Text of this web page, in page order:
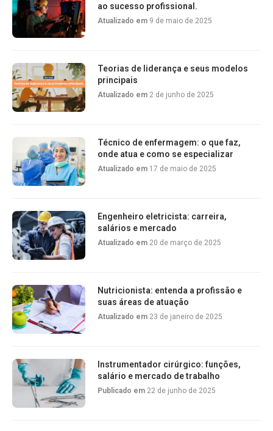
ao sucesso profissional.
Atualizado em 9 de maio de 2025
Teorias de liderança e seus modelos
principais
Atualizado em 2 de junho de 2025
Técnico de enfermagem: o que faz,
onde atua e como se especializar
Atualizado em 17 de maio de 2025
Engenheiro eletricista: carreira,
salários e mercado
Atualizado em 20 de março de 2025
Nutricionista: entenda a profissão e
suas áreas de atuação
Atualizado em 23 de janeiro de 2025
Instrumentador cirúrgico: funções,
salário e mercado de trabalho
Publicado em 22 de junho de 2025